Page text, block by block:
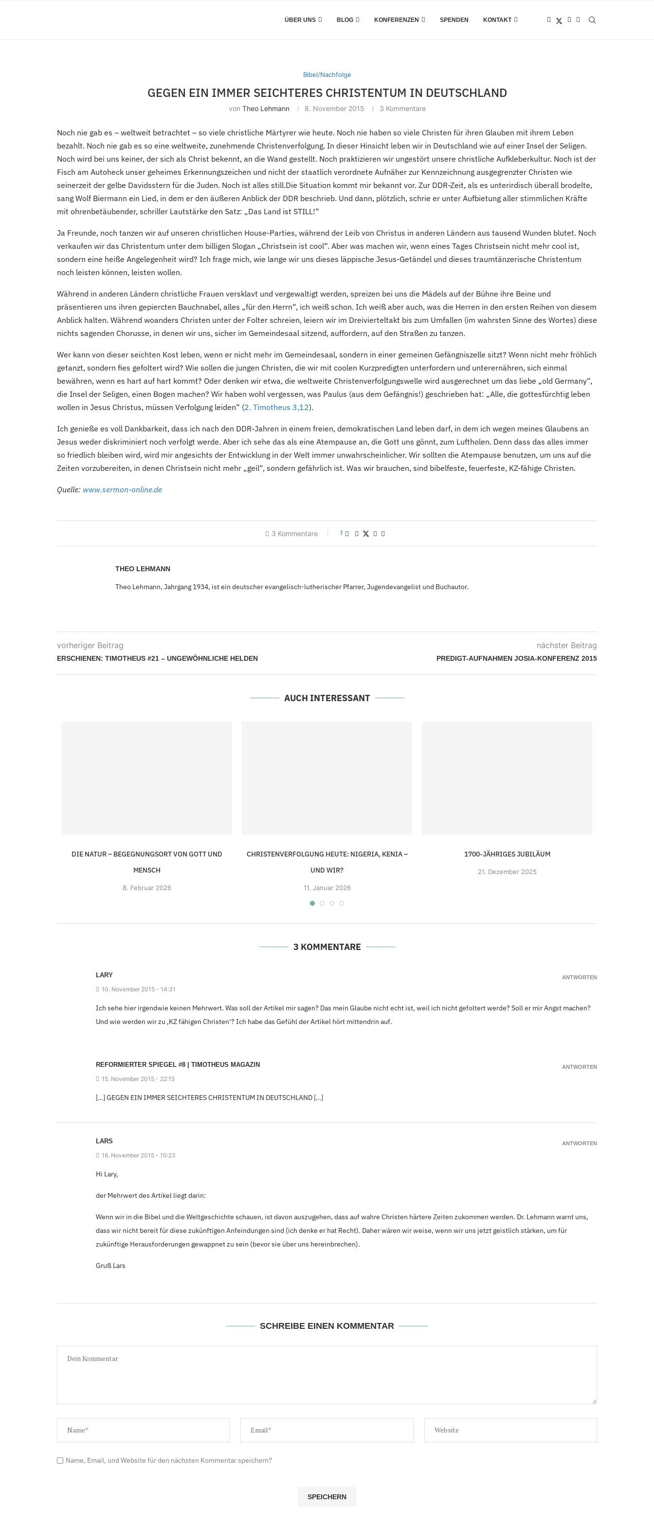
ÜBER UNS BLOG KONFERENZEN SPENDEN KONTAKT
Bibel/Nachfolge
GEGEN EIN IMMER SEICHTERES CHRISTENTUM IN DEUTSCHLAND
von Theo Lehmann 8. November 2015 3 Kommentare
Noch nie gab es – weltweit betrachtet – so viele christliche Märtyrer wie heute. Noch nie haben so viele Christen für ihren Glauben mit ihrem Leben
bezahlt. Noch nie gab es so eine weltweite, zunehmende Christenverfolgung. In dieser Hinsicht leben wir in Deutschland wie auf einer Insel der Seligen.
Noch wird bei uns keiner, der sich als Christ bekennt, an die Wand gestellt. Noch praktizieren wir ungestört unsere christliche Aufkleberkultur. Noch ist der
Fisch am Autoheck unser geheimes Erkennungszeichen und nicht der staatlich verordnete Aufnäher zur Kennzeichnung ausgegrenzter Christen wie
seinerzeit der gelbe Davidsstern für die Juden. Noch ist alles still.Die Situation kommt mir bekannt vor. Zur DDR-Zeit, als es unterirdisch überall brodelte,
sang Wolf Biermann ein Lied, in dem er den äußeren Anblick der DDR beschrieb. Und dann, plötzlich, schrie er unter Aufbietung aller stimmlichen Kräfte
mit ohrenbetäubender, schriller Lautstärke den Satz: „Das Land ist STILL!“
Ja Freunde, noch tanzen wir auf unseren christlichen House-Parties, während der Leib von Christus in anderen Ländern aus tausend Wunden blutet. Noch
verkaufen wir das Christentum unter dem billigen Slogan „Christsein ist cool“. Aber was machen wir, wenn eines Tages Christsein nicht mehr cool ist,
sondern eine heiße Angelegenheit wird? Ich frage mich, wie lange wir uns dieses läppische Jesus-Getändel und dieses traumtänzerische Christentum
noch leisten können, leisten wollen.
Während in anderen Ländern christliche Frauen versklavt und vergewaltigt werden, spreizen bei uns die Mädels auf der Bühne ihre Beine und
präsentieren uns ihren gepiercten Bauchnabel, alles „für den Herrn“, ich weiß schon. Ich weiß aber auch, was die Herren in den ersten Reihen von diesem
Anblick halten. Während woanders Christen unter der Folter schreien, leiern wir im Dreivierteltakt bis zum Umfallen (im wahrsten Sinne des Wortes) diese
nichts sagenden Chorusse, in denen wir uns, sicher im Gemeindesaal sitzend, auffordern, auf den Straßen zu tanzen.
Wer kann von dieser seichten Kost leben, wenn er nicht mehr im Gemeindesaal, sondern in einer gemeinen Gefängniszelle sitzt? Wenn nicht mehr fröhlich
getanzt, sondern fies gefoltert wird? Wie sollen die jungen Christen, die wir mit coolen Kurzpredigten unterfordern und unterernähren, sich einmal
bewähren, wenn es hart auf hart kommt? Oder denken wir etwa, die weltweite Christenverfolgungswelle wird ausgerechnet um das liebe „old Germany“,
die Insel der Seligen, einen Bogen machen? Wir haben wohl vergessen, was Paulus (aus dem Gefängnis!) geschrieben hat: „Alle, die gottesfürchtig leben
wollen in Jesus Christus, müssen Verfolgung leiden“ (2. Timotheus 3,12).
Ich genieße es voll Dankbarkeit, dass ich nach den DDR-Jahren in einem freien, demokratischen Land leben darf, in dem ich wegen meines Glaubens an
Jesus weder diskriminiert noch verfolgt werde. Aber ich sehe das als eine Atempause an, die Gott uns gönnt, zum Luftholen. Denn dass das alles immer
so friedlich bleiben wird, wird mir angesichts der Entwicklung in der Welt immer unwahrscheinlicher. Wir sollten die Atempause benutzen, um uns auf die
Zeiten vorzubereiten, in denen Christsein nicht mehr „geil“, sondern gefährlich ist. Was wir brauchen, sind bibelfeste, feuerfeste, KZ-fähige Christen.
Quelle: www.sermon-online.de
3 Kommentare 1
THEO LEHMANN
Theo Lehmann, Jahrgang 1934, ist ein deutscher evangelisch-lutherischer Pfarrer, Jugendevangelist und Buchautor.
vorheriger Beitrag
ERSCHIENEN: TIMOTHEUS #21 – UNGEWÖHNLICHE HELDEN
nächster Beitrag
PREDIGT-AUFNAHMEN JOSIA-KONFERENZ 2015
AUCH INTERESSANT
DIE NATUR – BEGEGNUNGSORT VON GOTT UND
MENSCH
8. Februar 2026
CHRISTENVERFOLGUNG HEUTE: NIGERIA, KENIA –
UND WIR?
11. Januar 2026
1700-JÄHRIGES JUBILÄUM
21. Dezember 2025
3 KOMMENTARE
LARY
10. November 2015 - 14:31
Ich sehe hier irgendwie keinen Mehrwert. Was soll der Artikel mir sagen? Das mein Glaube nicht echt ist, weil ich nicht gefoltert werde? Soll er mir Angst machen?
Und wie werden wir zu ‚KZ fähigen Christen‘? Ich habe das Gefühl der Artikel hört mittendrin auf.
ANTWORTEN
REFORMIERTER SPIEGEL #8
| TIMOTHEUS MAGAZIN
15. November 2015 - 22:15
[…] GEGEN EIN IMMER SEICHTERES CHRISTENTUM IN DEUTSCHLAND […]
ANTWORTEN
LARS
16. November 2015 - 10:23
Hi Lary,
der Mehrwert des Artikel liegt darin:
Wenn wir in die Bibel und die Weltgeschichte schauen, ist davon auszugehen, dass auf wahre Christen härtere Zeiten zukommen werden. Dr. Lehmann warnt uns,
dass wir nicht bereit für diese zukünftigen Anfeindungen sind (ich denke er hat Recht). Daher wären wir weise, wenn wir uns jetzt geistlich stärken, um für
zukünftige Herausforderungen gewappnet zu sein (bevor sie über uns hereinbrechen).
Gruß Lars
ANTWORTEN
SCHREIBE EINEN KOMMENTAR
Name, Email, und Website für den nächsten Kommentar speichern?